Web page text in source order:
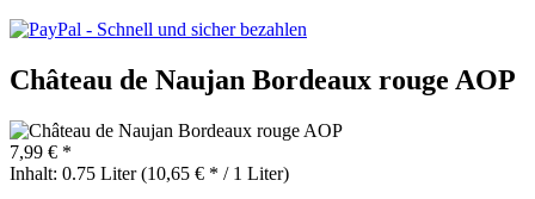
Château de Naujan Bordeaux rouge AOP
7,99 € *
Inhalt: 0.75 Liter (10,65 € * / 1 Liter)